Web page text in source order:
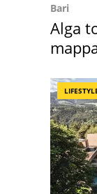
Bari
Alga